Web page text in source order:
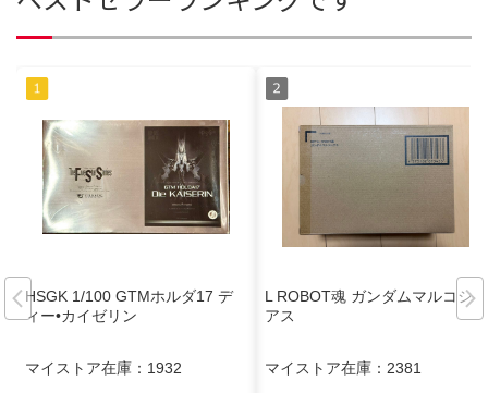
HSGK 1/100 GTMホルダ17 デ
ィー•カイゼリン
マイストア在庫： 1932
L ROBOT魂 ガンダムマルコシ
アス
マイストア在庫： 2381